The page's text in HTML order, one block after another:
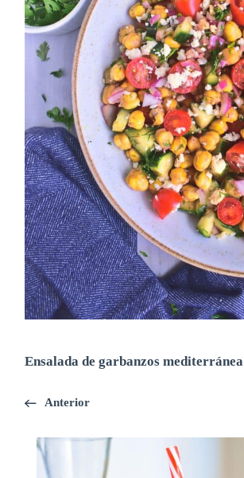
Ensalada de garbanzos mediterránea
Anterior